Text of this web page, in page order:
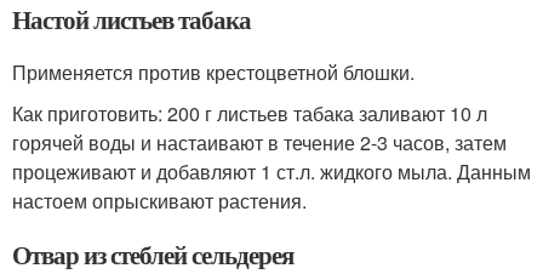
Настой листьев табака
Применяется против крестоцветной блошки.
Как приготовить: 200 г листьев табака заливают 10 л
горячей воды и настаивают в течение 2-3 часов, затем
процеживают и добавляют 1 ст.л. жидкого мыла. Данным
настоем опрыскивают растения.
Отвар из стеблей сельдерея